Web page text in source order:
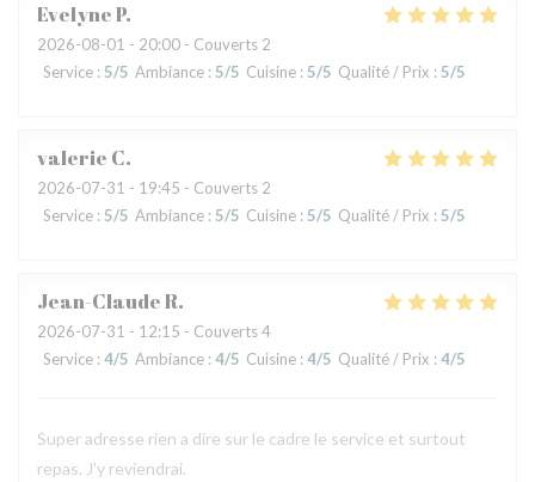
EvelyneP
2026-08-01 - 20:00 - Couverts 2
Service : 5/5 Ambiance : 5/5 Cuisine : 5/5 Qualité / Prix : 5/5
valerie C
2026-07-31 - 19:45 - Couverts 2
Service : 5/5 Ambiance : 5/5 Cuisine : 5/5 Qualité / Prix : 5/5
Jean-ClaudeR
2026-07-31 - 12:15 - Couverts 4
Service : 4/5 Ambiance : 4/5 Cuisine : 4/5 Qualité / Prix : 4/5
Super adresse rien a dire sur le cadre le service et surtout
repas. J'y reviendrai.